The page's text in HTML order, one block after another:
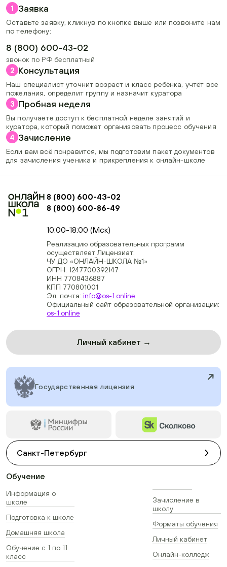
1 Заявка
Оставьте заявку, кликнув по кнопке выше или позвоните нам
по телефону:
8 (800) 600-43-02
звонок по РФ бесплатный
2 Консультация
Наш специалист уточнит возраст и класс ребёнка, учтёт все
пожелания, определит группу и назначит куратора
3 Пробная неделя
Вы получаете доступ к бесплатной неделе занятий и
куратора, который поможет организовать процесс обучения
4 Зачисление
Если вам всё понравится, мы подготовим пакет документов
для зачисления ученика и прикрепления к онлайн-школе
8 (800) 600-43-02
8 (800) 600-86-49
10:00-18:00 (Мск)
Реализацию образовательных программ
осуществляет Лицензиат:
ЧУ ДО «ОНЛАЙН-ШКОЛА №1»
ОГРН: 1247700392147
ИНН 7708436887
КПП 770801001
Эл. почта: info@os-1.online
Официальный сайт образовательной организации:
os-1.online
Личный кабинет →
Государственная лицензия
Санкт-Петербург
Обучение
Информация о
школе
Подготовка к школе
Домашняя школа
Обучение с 1 по 11
класс
Зачисление в
школу
Форматы обучения
Личный кабинет
Онлайн-колледж